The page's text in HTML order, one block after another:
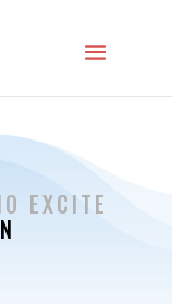
EXCITE